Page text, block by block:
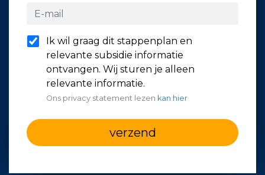
Ik wil graag dit stappenplan en
relevante subsidie informatie
ontvangen. Wij sturen je alleen
relevante informatie.
Ons privacy statement lezen kan hier
verzend